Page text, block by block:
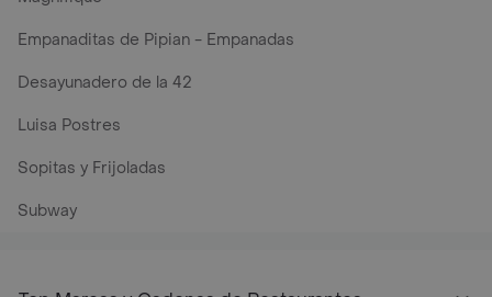
Empanaditas de Pipian - Empanadas
Desayunadero de la 42
Luisa Postres
Sopitas y Frijoladas
Subway